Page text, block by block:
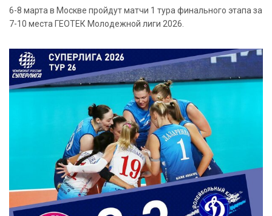
6-8 марта в Москве пройдут матчи 1 тура финального этапа за
7-10 места ГЕОТЕК Молодежной лиги 2026.